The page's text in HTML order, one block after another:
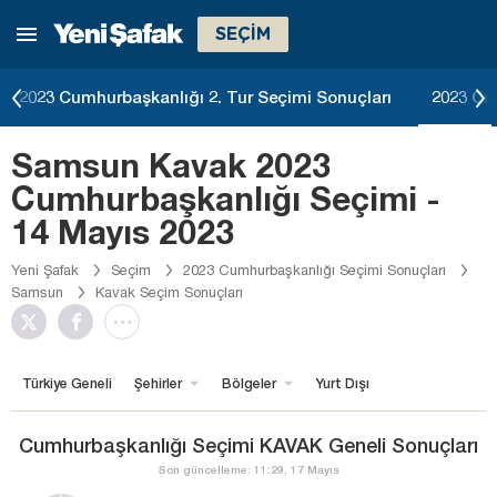
SEÇİM
2023 Cumhurbaşkanlığı 2. Tur Seçimi Sonuçları 2023
Samsun Kavak 2023
Cumhurbaşkanlığı Seçimi -
14 Mayıs 2023
Yeni Şafak Seçim
2023 Cumhurbaşkanlığı Seçimi Sonuçları
Samsun
Kavak Seçim Sonuçları
Türkiye Geneli Şehirler Bölgeler Yurt Dışı
Cumhurbaşkanlığı Seçimi KAVAK Geneli Sonuçları
Son güncelleme: 11:29, 17 Mayıs